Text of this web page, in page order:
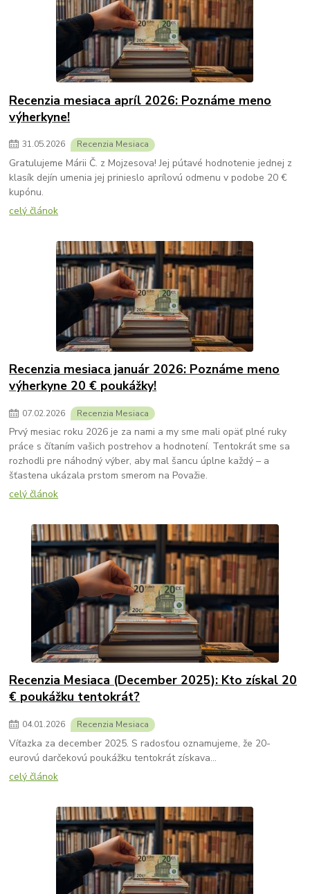
Recenzia mesiaca apríl 2026: Poznáme meno
výherkyne!
31.05.2026 Recenzia Mesiaca
Gratulujeme Márii Č. z Mojzesova! Jej pútavé hodnotenie jednej z
klasík dejín umenia jej prinieslo aprílovú odmenu v podobe 20 €
kupónu.
celý článok
Recenzia mesiaca január 2026: Poznáme meno
výherkyne 20 € poukážky!
07.02.2026 Recenzia Mesiaca
Prvý mesiac roku 2026 je za nami a my sme mali opäť plné ruky
práce s čítaním vašich postrehov a hodnotení. Tentokrát sme sa
rozhodli pre náhodný výber, aby mal šancu úplne každý – a
šťastena ukázala prstom smerom na Považie.
celý článok
Recenzia Mesiaca (December 2025): Kto získal 20
€ poukážku tentokrát?
04.01.2026 Recenzia Mesiaca
Víťazka za december 2025. S radosťou oznamujeme, že 20-
eurovú darčekovú poukážku tentokrát získava...
celý článok